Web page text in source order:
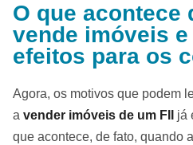
O que acontece
vende imóveis
efeitos para os
Agora, os motivos que podem
a vender imóveis de um FII
já
que acontece, de fato, quando